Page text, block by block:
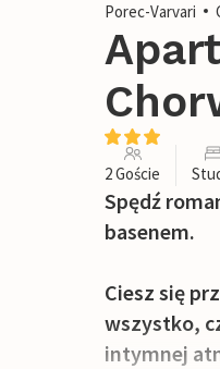
Porec-Varvari
2 Goście
Spędź
basenem.
Ciesz się
wszystko,
intymnej